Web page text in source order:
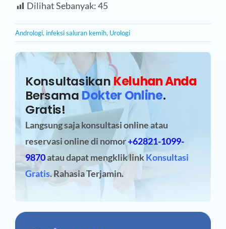
Dilihat Sebanyak:45
Andrologi, infeksi saluran kemih, Urologi
Konsultasikan Keluhan Anda
BersamaDokter Online.
Gratis!
Langsung saja konsultasi online atau
reservasi onlinedi nomor+62821-1099-
9870atau dapat mengklik linkKonsultasi
Gratis. Rahasia Terjamin.